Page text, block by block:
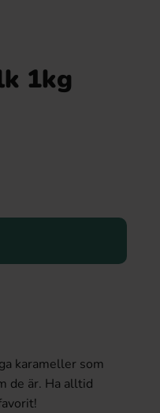
1kg
karameller som
de är. Ha alltid